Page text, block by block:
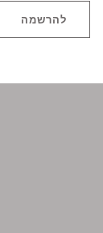
להרשמה